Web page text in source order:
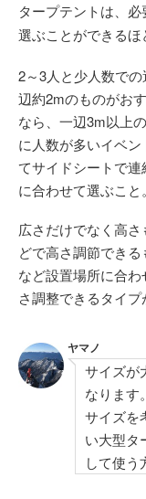
タープテントは、
選ぶことができるほ
2～3人と少人数で
辺約2mのものがお
なら、一辺3m以上
に人数が多いイベ
てサイドシートで
に合わせて選ぶこと。
広さだけでなく高
どで高さ調節でき
など設置場所に合
さ調整できるタイプ
ヤマノ
サイズが
なります
サイズを
い大型タ
して使う